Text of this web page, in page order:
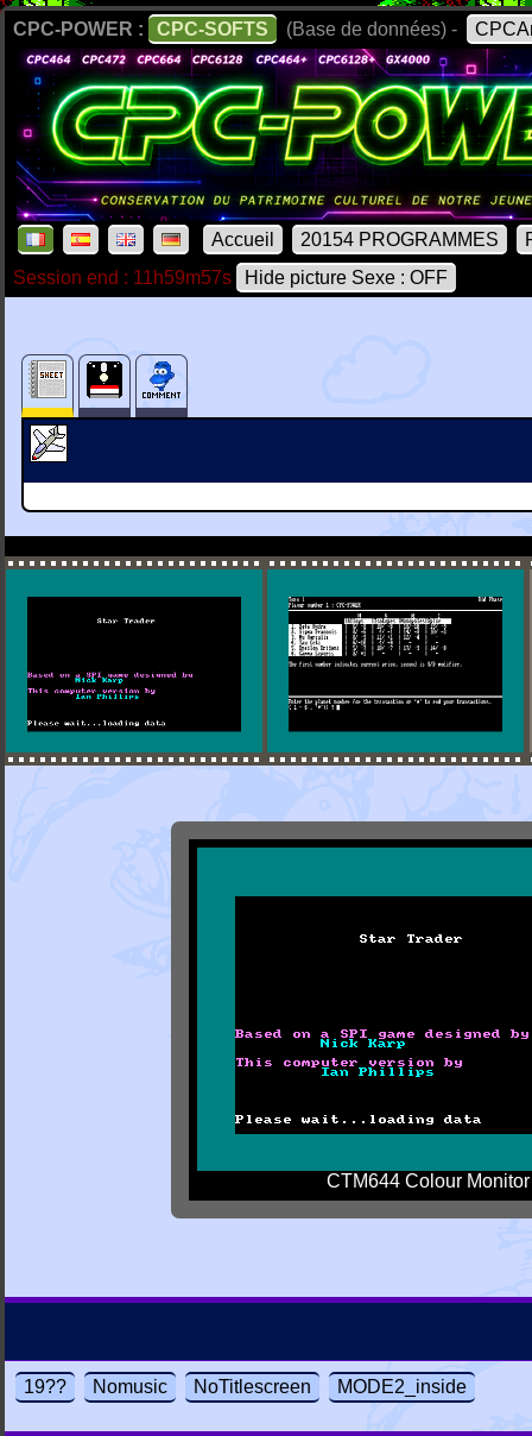
CPC-POWER : CPC-SOFTS (Base de données) -
Accueil 20154 PROGRAMMES
Session end : 11h59m57s
Hide picture Sexe : OFF
CTM644 Colour Monitor
19?? Nomusic NoTitlescreen MODE2_inside